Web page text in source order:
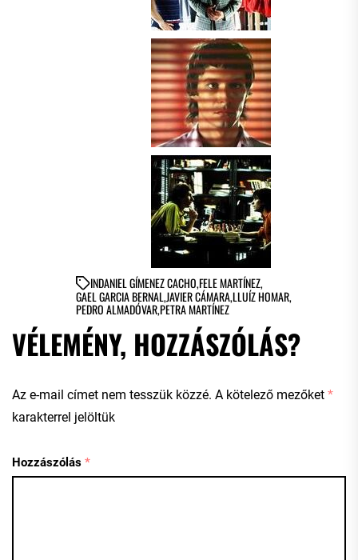
INDANIEL GÍMENEZ CACHO,FELE MARTÍNEZ,
GAEL GARCIA BERNAL,JAVIER CÁMARA,LLUÍZ HOMAR,
PEDRO ALMADÓVAR,PETRA MARTÍNEZ
VÉLEMÉNY, HOZZÁSZÓLÁS?
Az e-mail címet nem tesszük közzé. A kötelező mezőket *
karakterrel jelöltük
Hozzászólás *